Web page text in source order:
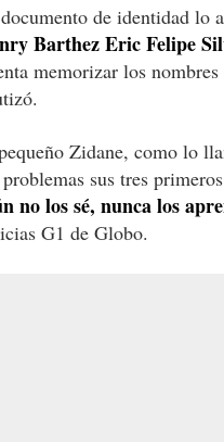
de identidad lo
Barthez Eric Felipe
memorizar los
Zidane, como lo
sus tres
no los sé, nunca los
G1 de Globo.